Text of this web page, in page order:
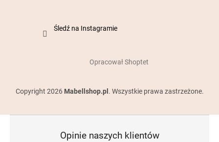
Śledź na Instagramie
Opracował Shoptet
Copyright 2026 Mabellshop.pl . Wszystkie prawa zastrzeżone.
Opinie naszych klientów